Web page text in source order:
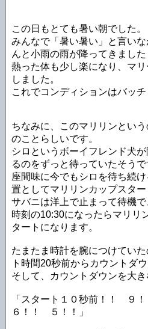
この日もとても暑い朝でした。
みんなで「暑い暑い」と言い
んと小雨の雨が降ってきました
熱った体も少し楽になり、マ
しました。
これでコンディションはバッチ
ちなみに、このマリリンとい
のことらしいです。
シロというボーイフレンド犬
るのをずっと待っていたそうで
座間味に今でもシロを待ち続
置としてマリリンカップスター
サバニは洋上で止まって待機
時刻の10:30になったらマリリ
タートになります。
たまたま時計を腕につけてい
ト時間20秒前からカウントダ
そして、カウントダウンを大き
「スタート１０秒前！！
６！！ ５！！」